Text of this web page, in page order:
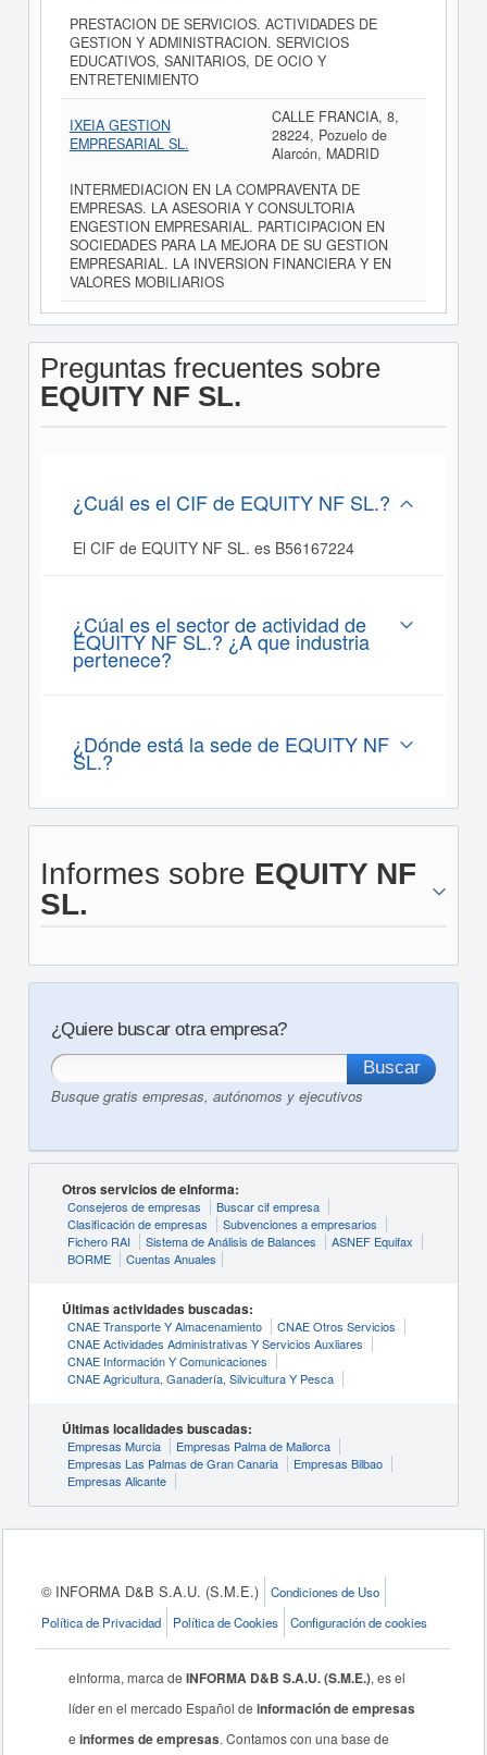
PRESTACION DE SERVICIOS. ACTIVIDADES DE
GESTION Y ADMINISTRACION. SERVICIOS
EDUCATIVOS, SANITARIOS, DE OCIO Y
ENTRETENIMIENTO
IXEIA GESTION
EMPRESARIAL SL.
CALLE FRANCIA, 8,
28224, Pozuelo de
Alarcón, MADRID
INTERMEDIACION EN LA COMPRAVENTA DE
EMPRESAS. LA ASESORIA Y CONSULTORIA
ENGESTION EMPRESARIAL. PARTICIPACION EN
SOCIEDADES PARA LA MEJORA DE SU GESTION
EMPRESARIAL. LA INVERSION FINANCIERA Y EN
VALORES MOBILIARIOS
Preguntas frecuentes sobre
EQUITY NF SL.
¿Cuál es el CIF de EQUITY NF SL.?
El CIF de EQUITY NF SL. es B56167224
¿Cúal es el sector de actividad de
EQUITY NF SL.? ¿A que industria
pertenece?
¿Dónde está la sede de EQUITY NF
SL.?
Informes sobre EQUITY NF
SL.
¿Quiere buscar otra empresa?
Busque gratis empresas, autónomos y ejecutivos
Otros servicios de eInforma:
Consejeros de empresas
Buscar cif empresa
Clasificación de empresas
Subvenciones a empresarios
Fichero RAI
Sistema de Análisis de Balances
ASNEF Equifax
BORME
Cuentas Anuales
Últimas actividades buscadas:
CNAE Transporte Y Almacenamiento
CNAE Otros Servicios
CNAE Actividades Administrativas Y Servicios Auxliares
CNAE Información Y Comunicaciones
CNAE Agricultura, Ganadería, Silvicultura Y Pesca
Últimas localidades buscadas:
Empresas Murcia
Empresas Palma de Mallorca
Empresas Las Palmas de Gran Canaria
Empresas Bilbao
Empresas Alicante
© INFORMA D&B S.A.U. (S.M.E.)
Condiciones de Uso
Política de Privacidad
Política de Cookies Configuración de cookies
eInforma, marca deINFORMA D&B S.A.U. (S.M.E.), es el
líder en el mercado Español deinformación de empresas
einformes de empresas. Contamos con una base de